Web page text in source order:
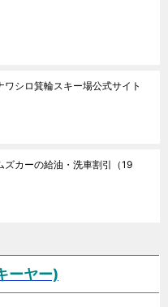
シロ箕輪スキー場公式サイト
カーの給油・洗車割引
（19
ーヤー)